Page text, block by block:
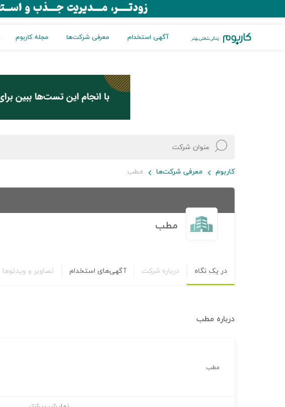
آگهی استخدام معرفی شرکت‌ها مجله کاربوم
کاربوم معرفی شرکت‌ها مطب
مطب
در یک نگاه درباره شرکت آگهی‌های استخدام تصاویر و ویدئوها
درباره مطب
مطب